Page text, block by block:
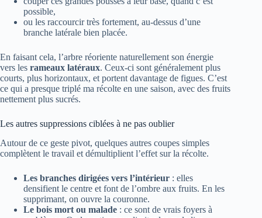
possible,
ou les raccourcir très fortement, au-dessus d’une
branche latérale bien placée.
En faisant cela, l’arbre réoriente naturellement son énergie
vers les rameaux latéraux. Ceux-ci sont généralement plus
courts, plus horizontaux, et portent davantage de figues. C’est
ce qui a presque triplé ma récolte en une saison, avec des fruits
nettement plus sucrés.
Les autres suppressions ciblées à ne pas oublier
Autour de ce geste pivot, quelques autres coupes simples
complètent le travail et démultiplient l’effet sur la récolte.
Les branches dirigées vers l’intérieur : elles
densifient le centre et font de l’ombre aux fruits. En les
supprimant, on ouvre la couronne.
Le bois mort ou malade : ce sont de vrais foyers à